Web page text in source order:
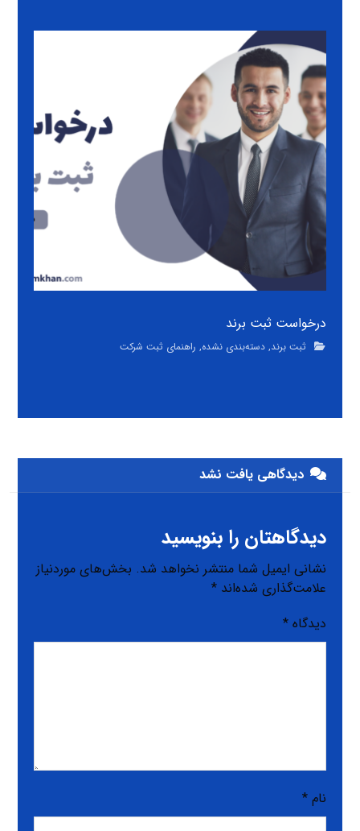
درخواست ثبت برند
ثبت برند,دسته‌بندی نشده, راهنمای ثبت شرکت
دیدگاهی یافت نشد
دیدگاهتان را بنویسید
نشانی ایمیل شما منتشر نخواهد شد. بخش‌های موردنیاز
علامت‌گذاری شده‌اند*
دیدگاه*
نام*